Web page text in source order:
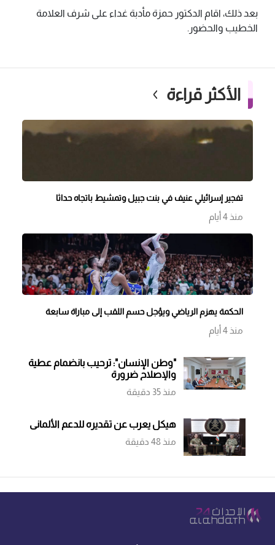
بعد ذلك، اقام الدكتور حمزة مأدبة غداء على شرف العلامة
الخطيب والحضور.
الأكثر قراءة
تفجير إسرائيلي عنيف في بنت جبيل وتمشيط باتجاه حداثا
منذ 4 أيام
الحكمة يهزم الرياضي ويؤجل حسم اللقب إلى مباراة سابعة
منذ 4 أيام
"وطن الإنسان": ترحيب بانضمام عطية
والإصلاح ضرورة
منذ 35 دقيقة
هيكل يعرب عن تقديره للدعم الألماني
منذ 48 دقيقة